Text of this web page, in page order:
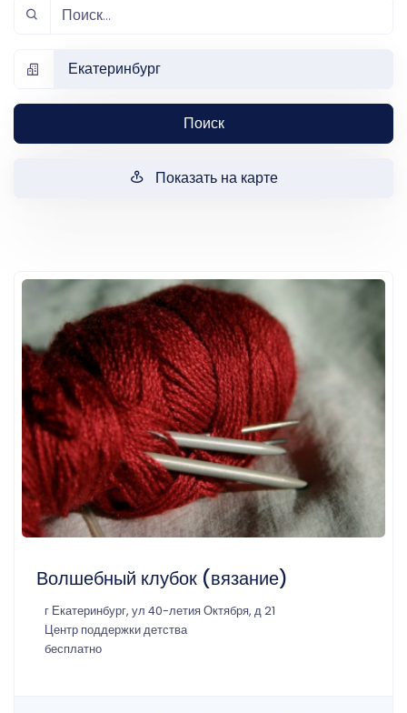
Екатеринбург
Поиск
Показать на карте
Волшебный клубок (вязание)
г Екатеринбург, ул 40-летия Октября, д 21
Центр поддержки детства
бесплатно